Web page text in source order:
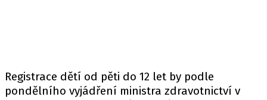
Registrace dětí od pěti do 12 let by podle
pondělního vyjádření ministra zdravotnictví v